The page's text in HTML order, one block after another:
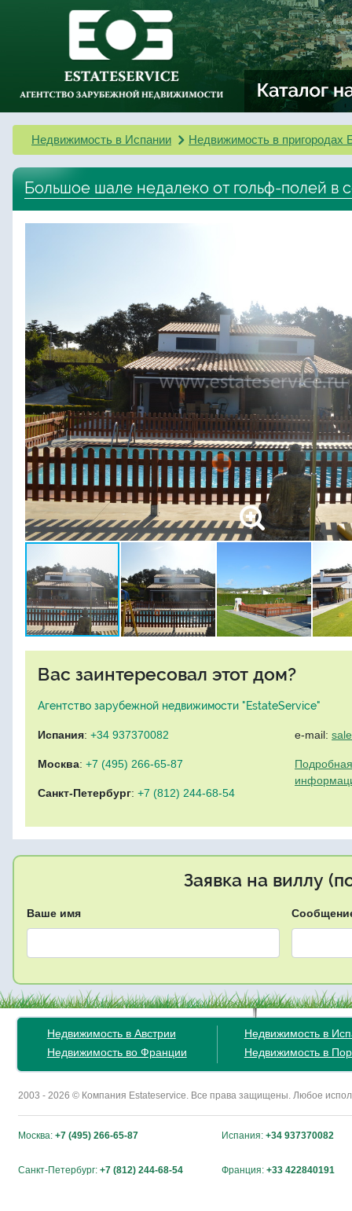
Недвижимость в Испании Недвижимость в пригородах
Большое шале недалеко от гольф-полей в
Вас заинтересовал этот дом?
Агентство зарубежной недвижимости "EstateService"
Испания: +34 937370082
Москва: +7 (495) 266-65-87
Санкт-Петербург: +7 (812) 244-68-54
e-mail:
Заявка на виллу
Ваше имя
Недвижимость в Австрии
Недвижимость во Франции
Недвижимость в
Недвижимость в
2003 - 2026 © Компания Estateservice. Все права защищены. Любое
Москва: +7 (495) 266-65-87 Испания: +34 937370082
Санкт-Петербург: +7 (812) 244-68-54 Франция: +33 422840191